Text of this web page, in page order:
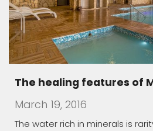
Macedonian lodgings –
March 19, 2016
Almost all Macedonian
in the